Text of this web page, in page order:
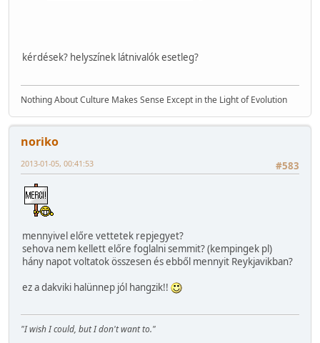
kérdések? helyszínek látnivalók esetleg?
Nothing About Culture Makes Sense Except in the Light of Evolution
noriko
#583
2013-01-05, 00:41:53
mennyivel előre vettetek repjegyet?
sehova nem kellett előre foglalni semmit? (kempingek pl)
hány napot voltatok összesen és ebből mennyit Reykjavikban?
ez a dakviki halünnep jól hangzik!!
"I wish I could, but I don't want to."